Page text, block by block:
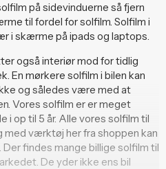
på sidevinduerne så fjern
til fordel for solfilm. Solfilm i
i skærme på ipads og laptops.
også interiør mod for tidlig
En mørkere solfilm i bilen kan
og således være med at
Vores solfilm er er meget
i op til 5 år. Alle vores solfilm til
med værktøj her fra shoppen kan
findes mange billige solfilm til
De yder ikke ens bil